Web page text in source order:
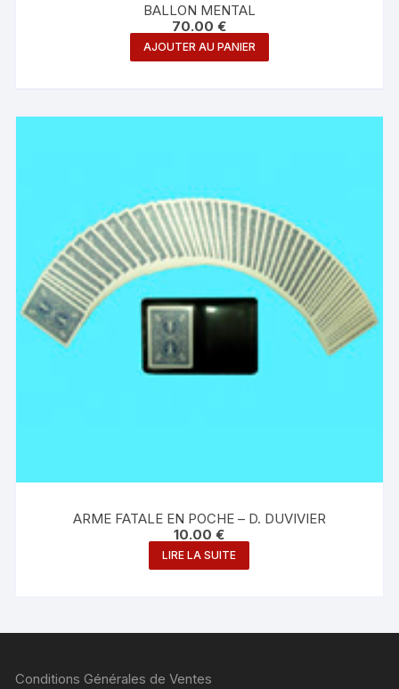
BALLON MENTAL
70.00€
AJOUTER AU PANIER
ARME FATALE EN POCHE – D. DUVIVIER
10.00€
LIRE LA SUITE
Conditions Générales de Ventes